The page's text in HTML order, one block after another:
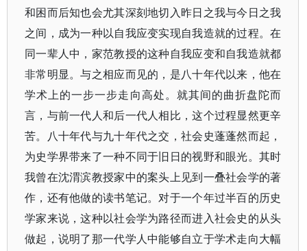
和困而后知也会尤其深刻地切入昨日之我与今日之我
之间，成为一种以自我应变实现自我造就的过程。在
同一辈人中，家范教授的这种自我应变和自我造就都
非常明显。与之相应而见的，是八十年代以来，他在
学术上的一步一步走向高处。就其间的曲折盘陀而
言，与前一代人和后一代人相比，这个过程显然更辛
苦。八十年代与九十年代之交，社会史蓬蓬然而起，
为史学界带来了一种不同于旧日的视野和眼光。其时
我曾在沈渭滨教授家中的案头上见到一叠社会学的著
作，还有他做的读书笔记。对于一个年过半百的历史
学家来说，这种以社会学为路径而进入社会史的从头
做起，说明了那一代学人中能够自立于学术走向大幅